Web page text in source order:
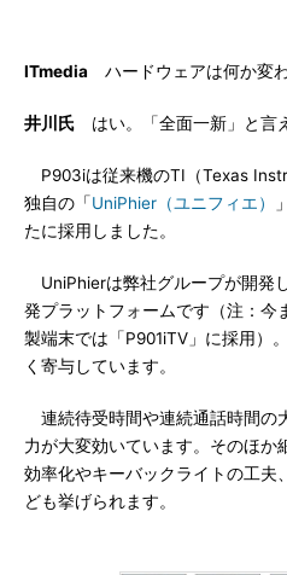
ITmedia ハードウェアは何か変
井川氏 はい。「全面一新」と言
P903iは従来機のTI（Texas
独自の「UniPhier（ユニフィエ）
たに採用しました。
UniPhierは弊社グループが開発
発プラットフォームです（注：今
製端末では「P901iTV」に採用）
く寄与しています。
連続待受時間や連続通話時間の
力が大変効いています。そのほか
効率化やキーバックライトの工夫
ども挙げられます。